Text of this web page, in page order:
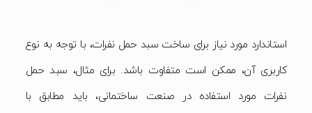
استاندارد مورد نیاز برای ساخت سبد حمل نفرات، با توجه به نوع
کاربری آن، ممکن است متفاوت باشد. برای مثال، سبد حمل
نفرات مورد استفاده در صنعت ساختمانی، باید مطابق با